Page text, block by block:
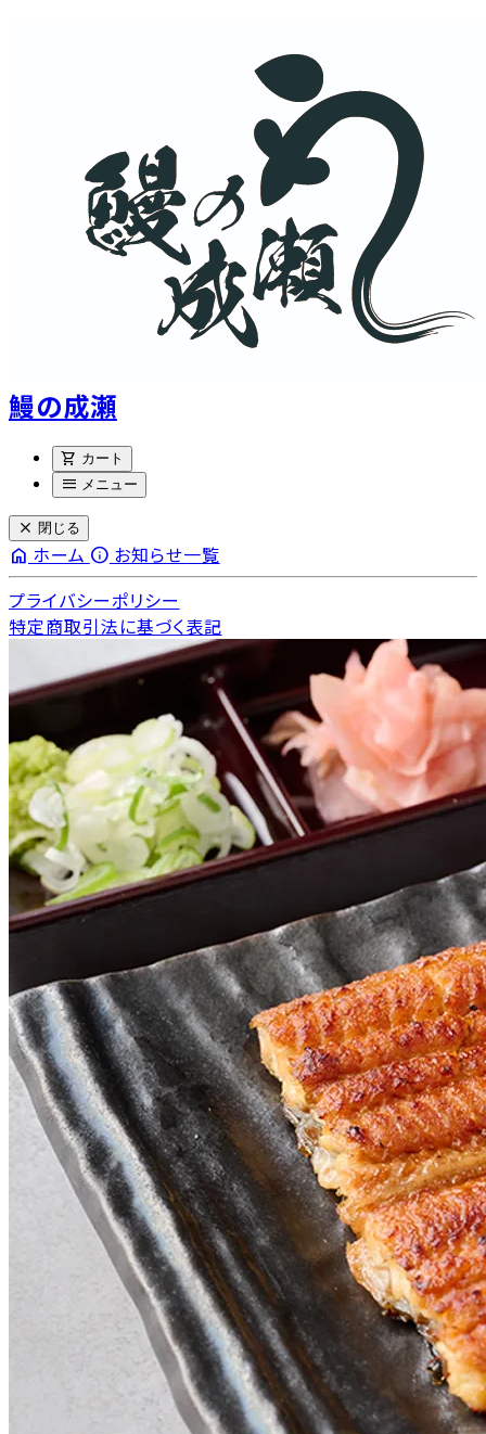
鰻の成瀬
shopping_cart カート
menu メニュー
close 閉じる
home ホーム info お知らせ一覧
プライバシーポリシー
特定商取引法に基づく表記